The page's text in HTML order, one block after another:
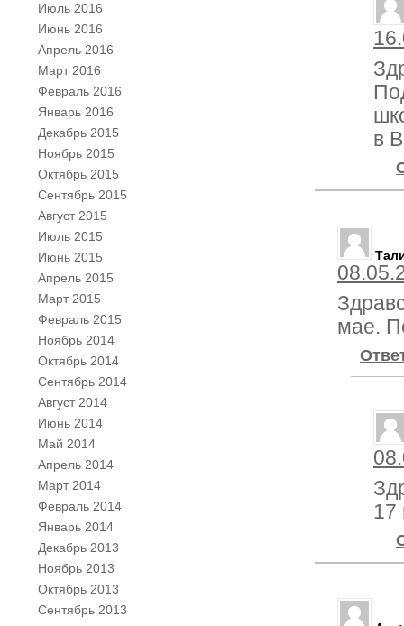
в
мае.
17
Июль 2016
Июнь 2016
Апрель 2016
Март 2016
Февраль 2016
Январь 2016
Декабрь 2015
Ноябрь 2015
Октябрь 2015
Сентябрь 2015
Август 2015
Июль 2015
Июнь 2015
Апрель 2015
Март 2015
Февраль 2015
Ноябрь 2014
Октябрь 2014
Сентябрь 2014
Август 2014
Июнь 2014
Май 2014
Апрель 2014
Март 2014
Февраль 2014
Январь 2014
Декабрь 2013
Ноябрь 2013
Октябрь 2013
Сентябрь 2013